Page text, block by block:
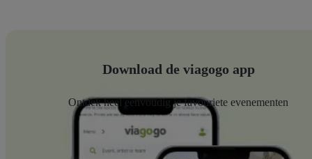
Download de viagogo app
Ontdek heel eenvoudig je favouriete evenementen